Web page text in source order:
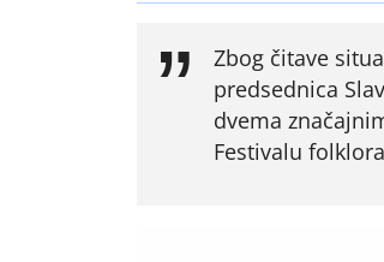
Zbog čitave
predsednica
dvema
Festivalu